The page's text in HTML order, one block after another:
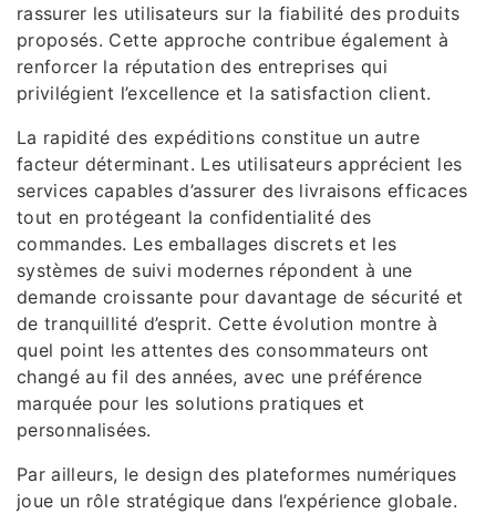
rassurer les utilisateurs sur la fiabilité des produits
proposés. Cette approche contribue également à
renforcer la réputation des entreprises qui
privilégient l’excellence et la satisfaction client.
La rapidité des expéditions constitue un autre
facteur déterminant. Les utilisateurs apprécient les
services capables d’assurer des livraisons efficaces
tout en protégeant la confidentialité des
commandes. Les emballages discrets et les
systèmes de suivi modernes répondent à une
demande croissante pour davantage de sécurité et
de tranquillité d’esprit. Cette évolution montre à
quel point les attentes des consommateurs ont
changé au fil des années, avec une préférence
marquée pour les solutions pratiques et
personnalisées.
Par ailleurs, le design des plateformes numériques
joue un rôle stratégique dans l’expérience globale.